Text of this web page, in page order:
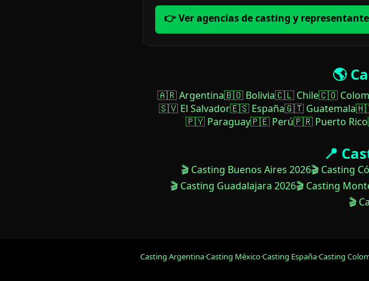
👉 Ver agencias de casting y
🌎
🇦🇷 Argentina🇧🇴 Bolivia🇨🇱 Chile🇨🇴
🇸🇻 El Salvador🇪🇸 España🇬🇹 Guatemala
🇵🇾 Paraguay🇵🇪 Perú🇵🇷 Puerto Rico
📍
🎬 Casting Buenos Aires 2026🎬 Casting
🎬 Casting Guadalajara 2026🎬 Casting
🎬
Casting Argentina·Casting México·Casting España·Casting